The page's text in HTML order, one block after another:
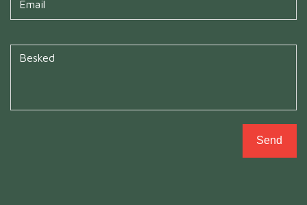
Untitled*
Send